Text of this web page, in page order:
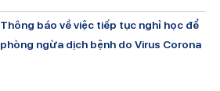
Thông báo về việc tiếp tục nghỉ học để
phòng ngừa dịch bệnh do Virus Corona